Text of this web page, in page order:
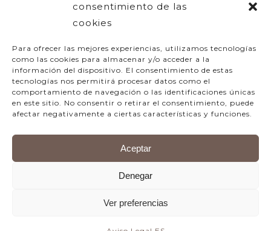
consentimiento de las
cookies
Para ofrecer las mejores experiencias, utilizamos tecnologías
como las cookies para almacenar y/o acceder a la
información del dispositivo. El consentimiento de estas
tecnologías nos permitirá procesar datos como el
comportamiento de navegación o las identificaciones únicas
en este sitio. No consentir o retirar el consentimiento, puede
afectar negativamente a ciertas características y funciones.
Aceptar
Denegar
Ver preferencias
RESERVAR
hotelquintaroja@quintaroja.com
Aviso legal
Conectatec&